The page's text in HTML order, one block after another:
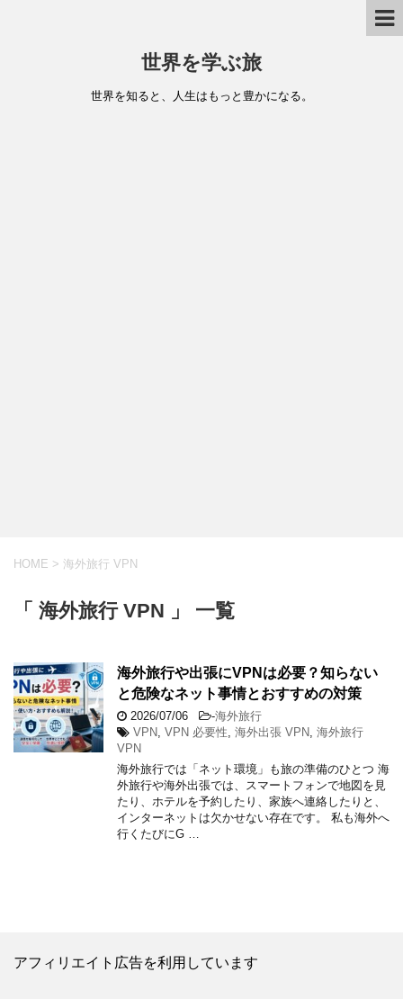
世界を学ぶ旅
世界を知ると、人生はもっと豊かになる。
HOME > 海外旅行 VPN
「 海外旅行 VPN 」 一覧
海外旅行や出張にVPNは必要？知らない
と危険なネット事情とおすすめの対策
2026/07/06 -海外旅行
VPN VPN 必要性 海外出張 VPN 海外旅行
VPN
海外旅行では「ネット環境」も旅の準備のひとつ 海
外旅行や海外出張では、スマートフォンで地図を見
たり、ホテルを予約したり、家族へ連絡したりと、
インターネットは欠かせない存在です。 私も海外へ
行くたびにG …
アフィリエイト広告を利用しています